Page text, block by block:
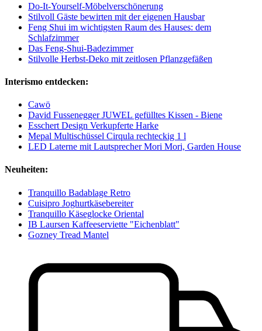
Do-It-Yourself-Möbelverschönerung
Stilvoll Gäste bewirten mit der eigenen Hausbar
Feng Shui im wichtigsten Raum des Hauses: dem
Schlafzimmer
Das Feng-Shui-Badezimmer
Stilvolle Herbst-Deko mit zeitlosen Pflanzgefäßen
Interismo entdecken:
Cawö
David Fussenegger JUWEL gefülltes Kissen - Biene
Esschert Design Verkupferte Harke
Mepal Multischüssel Cirqula rechteckig 1 l
LED Laterne mit Lautsprecher Mori Mori, Garden House
Neuheiten:
Tranquillo Badablage Retro
Cuisipro Joghurtkäsebereiter
Tranquillo Käseglocke Oriental
IB Laursen Kaffeeserviette "Eichenblatt"
Gozney Tread Mantel